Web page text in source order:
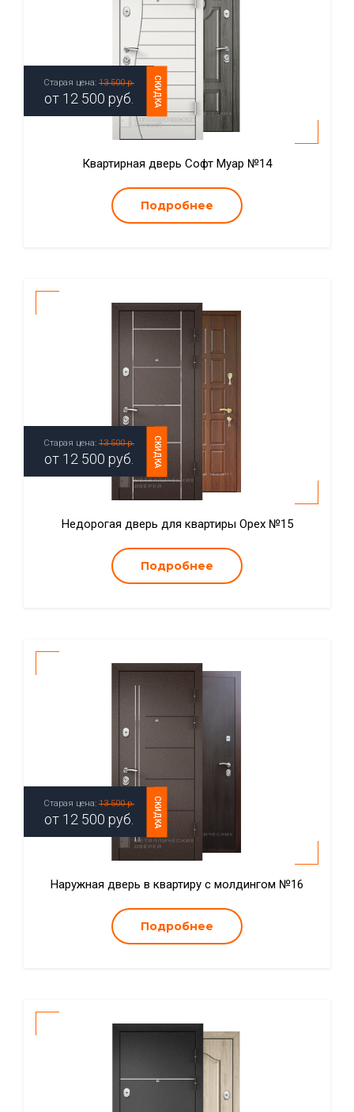
СКИДКА
Старая цена: 13 500 р.
от 12 500 руб.
Квартирная дверь Софт Муар №14
Подробнее
СКИДКА
Старая цена: 13 500 р.
от 12 500 руб.
Недорогая дверь для квартиры Орех №15
Подробнее
СКИДКА
Старая цена: 13 500 р.
от 12 500 руб.
Наружная дверь в квартиру с молдингом №16
Подробнее